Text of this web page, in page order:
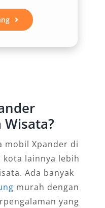
Torsion Beam
guncangan
rental Xpander
ke kawasan
atau Tangkuban
tetap terjaga
Wisata?
mobil Xpander di
kota lainnya lebih
Ada banyak
murah dengan
yang